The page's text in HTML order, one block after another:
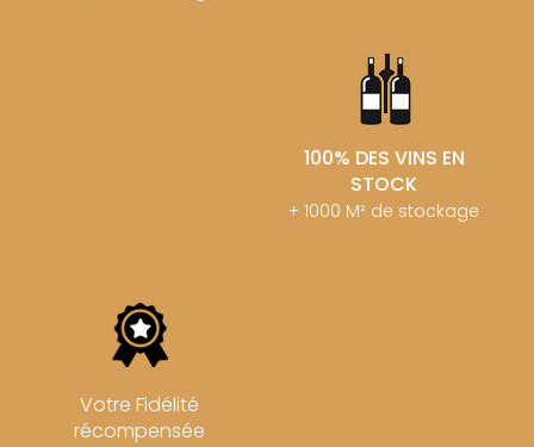
100% DES VINS EN
STOCK
+ 1000 M² de stockage
Votre Fidélité
récompensée